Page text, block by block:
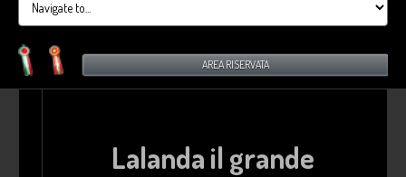
AREA RISERVATA
Lalanda il grande